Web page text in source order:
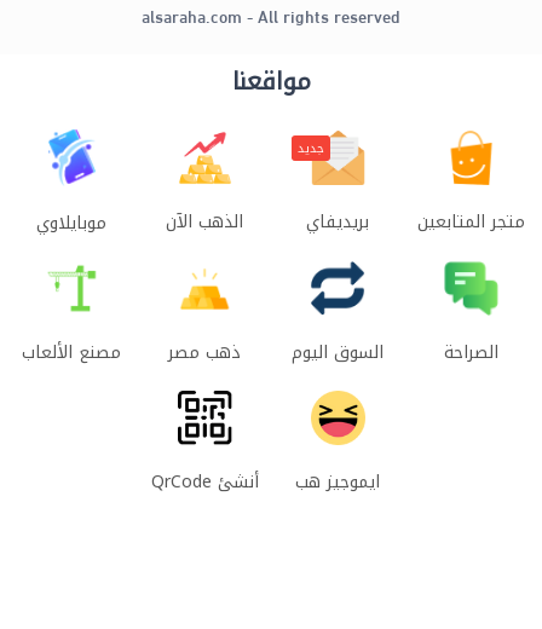
alsaraha.com - All rights reserved